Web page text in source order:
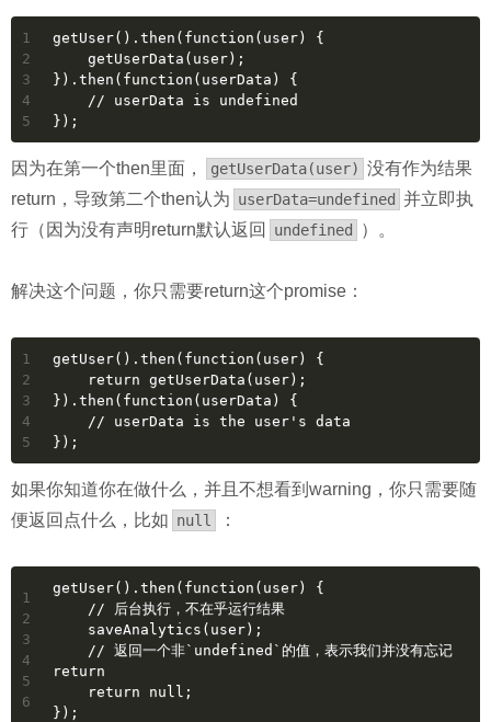
1
2
3
4
5
getUser().then(function(user) {
    getUserData(user);
}).then(function(userData) {
    // userData is undefined
});
因为在第一个then里面， getUserData(user) 没有作为结果
return，导致第二个then认为 userData=undefined
并立即执
行（因为没有声明return默认返回
undefined ）。
解决这个问题，你只需要return这个promise：
1
2
3
4
5
getUser().then(function(user) {
    return getUserData(user);
}).then(function(userData) {
    // userData is the user's data
});
如果你知道你在做什么，并且不想看到warning，你只需要随
便返回点什么，比如 null ：
1
2
3
4
5
6
getUser().then(function(user) {
    // 后台执行，不在乎运行结果
    saveAnalytics(user);
return
    return null;
});